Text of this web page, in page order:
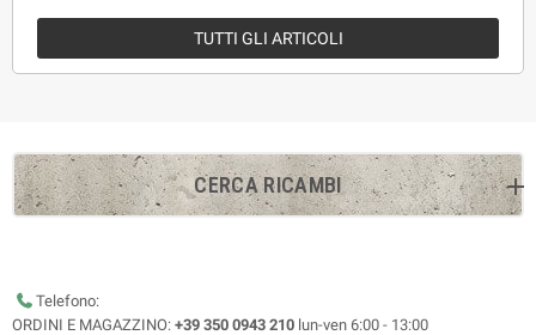
TUTTI GLI ARTICOLI
CERCA RICAMBI
Telefono:
ORDINI E MAGAZZINO: +39 350 0943 210 lun-ven 6:00 - 13:00